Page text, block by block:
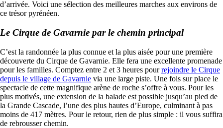
d’arrivée. Voici une sélection des meilleures marches aux environs de
ce trésor pyrénéen.
Le Cirque de Gavarnie par le chemin principal
C’est la randonnée la plus connue et la plus aisée pour une première
découverte du Cirque de Gavarnie. Elle fera une excellente promenade
pour les familles. Comptez entre 2 et 3 heures pourrejoindre le Cirque
depuis le village de Gavarnie via une large piste. Une fois sur place le
spectacle de cette magnifique arène de roche s’offre à vous. Pour les
plus motivés, une extension de la balade est possible jusqu’au pied de
la Grande Cascade, l’une des plus hautes d’Europe, culminant à pas
moins de 417 mètres. Pour le retour, rien de plus simple : il vous suffira
de rebrousser chemin.